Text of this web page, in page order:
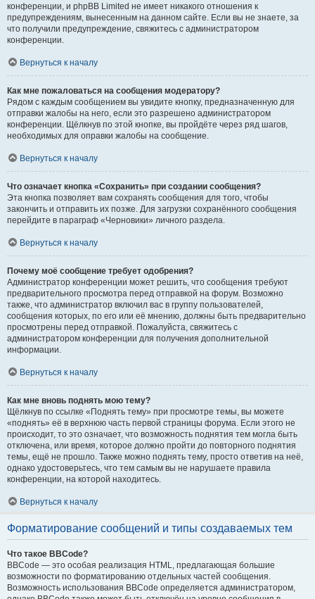
конференции, и phpBB Limited не имеет никакого отношения к
предупреждениям, вынесенным на данном сайте. Если вы не знаете, за
что получили предупреждение, свяжитесь с администратором
конференции.
Вернуться к началу
Как мне пожаловаться на сообщения модератору?
Рядом с каждым сообщением вы увидите кнопку, предназначенную для
отправки жалобы на него, если это разрешено администратором
конференции. Щёлкнув по этой кнопке, вы пройдёте через ряд шагов,
необходимых для оправки жалобы на сообщение.
Вернуться к началу
Что означает кнопка «Сохранить» при создании сообщения?
Эта кнопка позволяет вам сохранять сообщения для того, чтобы
закончить и отправить их позже. Для загрузки сохранённого сообщения
перейдите в параграф «Черновики» личного раздела.
Вернуться к началу
Почему моё сообщение требует одобрения?
Администратор конференции может решить, что сообщения требуют
предварительного просмотра перед отправкой на форум. Возможно
также, что администратор включил вас в группу пользователей,
сообщения которых, по его или её мнению, должны быть предварительно
просмотрены перед отправкой. Пожалуйста, свяжитесь с
администратором конференции для получения дополнительной
информации.
Вернуться к началу
Как мне вновь поднять мою тему?
Щёлкнув по ссылке «Поднять тему» при просмотре темы, вы можете
«поднять» её в верхнюю часть первой страницы форума. Если этого не
происходит, то это означает, что возможность поднятия тем могла быть
отключена, или время, которое должно пройти до повторного поднятия
темы, ещё не прошло. Также можно поднять тему, просто ответив на неё,
однако удостоверьтесь, что тем самым вы не нарушаете правила
конференции, на которой находитесь.
Вернуться к началу
Форматирование сообщений и типы создаваемых тем
Что такое BBCode?
BBCode — это особая реализация HTML, предлагающая большие
возможности по форматированию отдельных частей сообщения.
Возможность использования BBCode определяется администратором,